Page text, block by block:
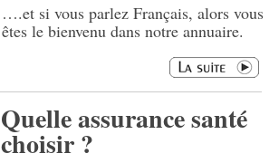
….et si vous parlez Français, alors vous
êtes le bienvenu dans notre annuaire.
Quelle assurance santé
choisir ?